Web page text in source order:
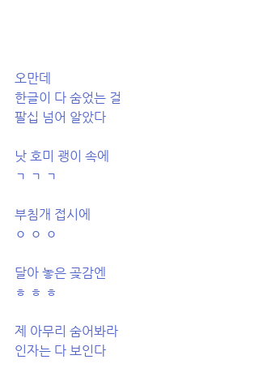
오만데
한글이 다 숨었는 걸
팔십 넘어 알았다 ​
낫 호미 괭이 속에
ㄱ ㄱ ㄱ ​
부침개 접시에
ㅇ ㅇ ㅇ
달아 놓은 곶감엔
ㅎ ㅎ ㅎ
​제 아무리 숨어봐라
인자는 다 보인다